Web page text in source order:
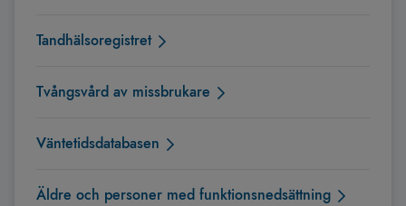
Tandhälsoregistret
Tvångsvård av missbrukare
Väntetidsdatabasen
Äldre och personer med funktionsnedsättning